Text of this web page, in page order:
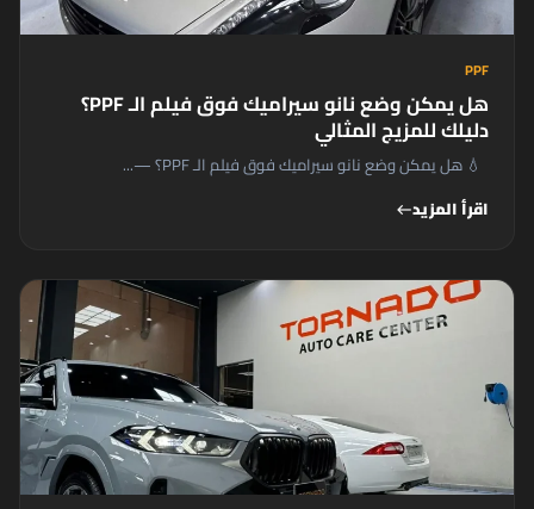
PPF
هل يمكن وضع نانو سيراميك فوق فيلم الـ PPF؟
دليلك للمزيج المثالي
💧 هل يمكن وضع نانو سيراميك فوق فيلم الـ PPF؟ —...
اقرأ المزيدwest